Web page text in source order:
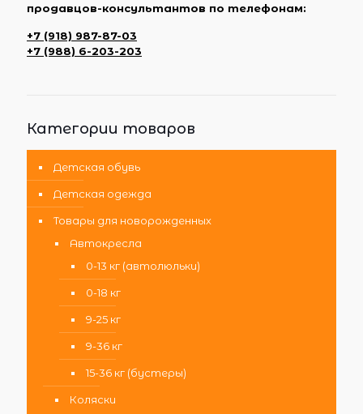
продавцов-консультантов по телефонам:
+7 (918) 987-87-03
+7 (988) 6-203-203
Категории товаров
Детская обувь
Детская одежда
Товары для новорожденных
Автокресла
0-13 кг (автолюльки)
0-18 кг
9-25 кг
9-36 кг
15-36 кг (бустеры)
Коляски